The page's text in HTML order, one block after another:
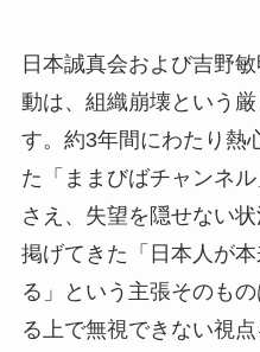
日本誠真会および吉野
動は、組織崩壊という
す。約3年間にわたり熱
た「ままびばチャンネ
さえ、失望を隠せない
掲げてきた「日本人が
る」という主張そのも
る上で無視できない視点